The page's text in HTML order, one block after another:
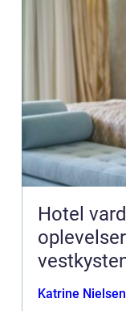
Hotel varde
Katrine Nielsen